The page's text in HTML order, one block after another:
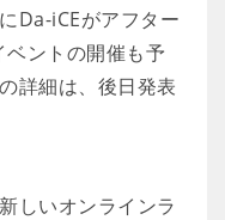
Da-iCEがアフター
ベントの開催も予
詳細は、後日発表
しいオンラインラ